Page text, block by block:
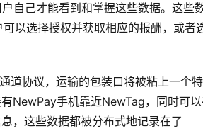
自己才能看到和掌握这些数据。这些
以选择授权并获取相应的报酬，或者
道协议，运输的包装口将被粘上一个
NewPay手机靠近NewTag，同时可
，这些数据都被分布式地记录在了